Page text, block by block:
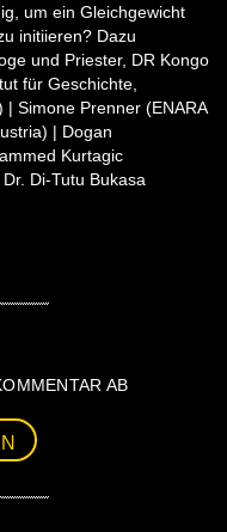
um ein Gleichgewicht
initiieren? Dazu
und Priester, DR Kongo
für Geschichte,
Simone Prenner (ENARA
| Dogan
Kurtagic
Di-Tutu Bukasa
AB